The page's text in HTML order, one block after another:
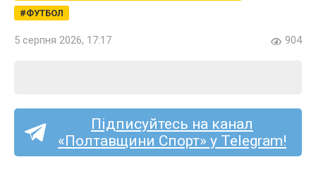
ФУТБОЛ
5 серпня 2026, 17:17 904
Підписуйтесь на канал
«Полтавщини Спорт» у Telegram!